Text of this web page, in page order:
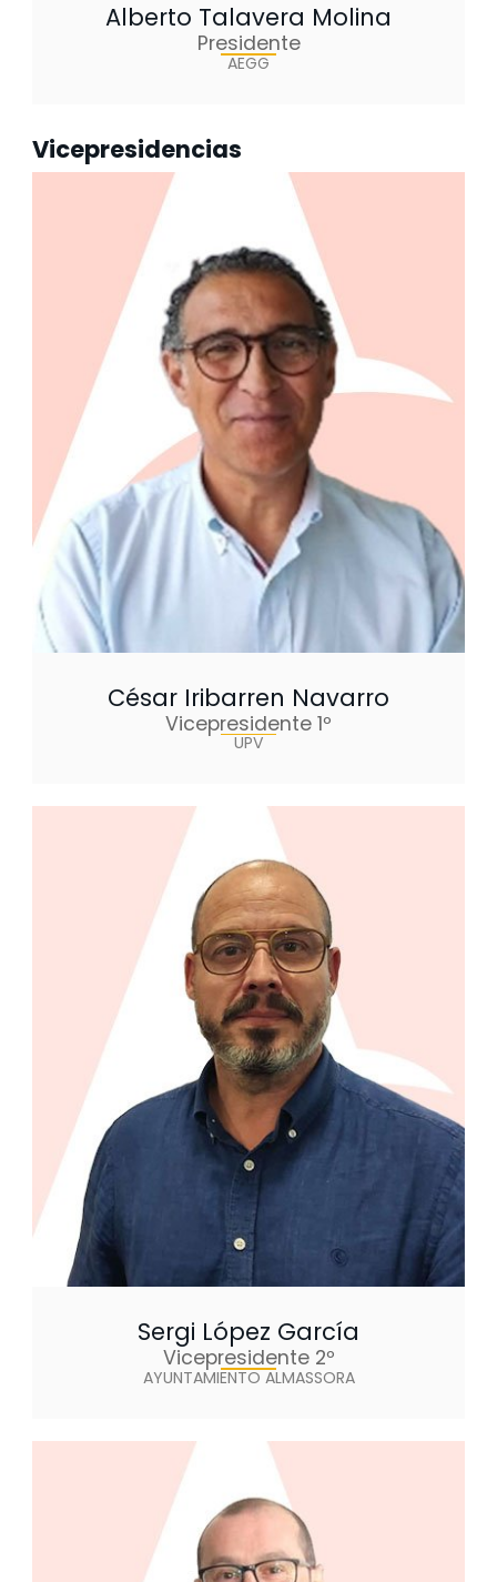
Alberto Talavera Molina
Presidente
AEGG
Vicepresidencias
César Iribarren Navarro
Vicepresidente 1º
UPV
Sergi López García
Vicepresidente 2º
AYUNTAMIENTO ALMASSORA